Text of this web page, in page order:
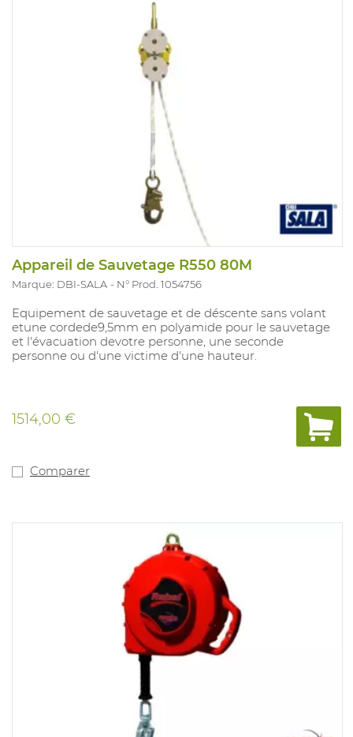
Appareil de Sauvetage R550 80M
Marque: DBI-SALA N° Prod. 1054756
Equipement de sauvetage et de déscente sans volant
etune cordede9,5mm en polyamide pour le sauvetage
et l'évacuation devotre personne, une seconde
personne ou d'une victime d'une hauteur.
1514,00 €
Comparer